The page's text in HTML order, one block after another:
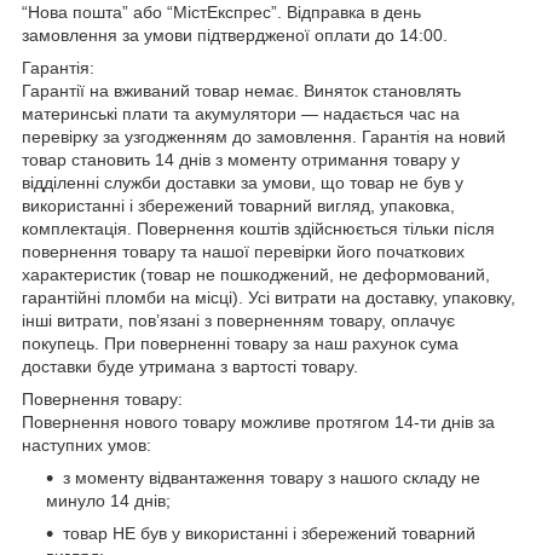
“Нова пошта” або “МістЕкспрес”. Відправка в день
замовлення за умови підтвердженої оплати до 14:00.
Гарантія:
Гарантії на вживаний товар немає. Виняток становлять
материнські плати та акумулятори — надається час на
перевірку за узгодженням до замовлення. Гарантія на новий
товар становить 14 днів з моменту отримання товару у
відділенні служби доставки за умови, що товар не був у
використанні і збережений товарний вигляд, упаковка,
комплектація. Повернення коштів здійснюється тільки після
повернення товару та нашої перевірки його початкових
характеристик (товар не пошкоджений, не деформований,
гарантійні пломби на місці). Усі витрати на доставку, упаковку,
інші витрати, пов’язані з поверненням товару, оплачує
покупець. При поверненні товару за наш рахунок сума
доставки буде утримана з вартості товару.
Повернення товару:
Повернення нового товару можливе протягом 14-ти днів за
наступних умов:
з моменту відвантаження товару з нашого складу не
минуло 14 днів;
товар НЕ був у використанні і збережений товарний